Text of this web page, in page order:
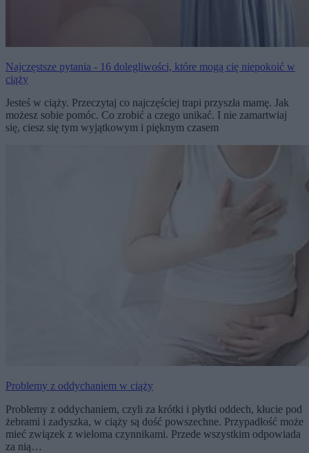
Najczęstsze pytania - 16 dolegliwości, które mogą cię niepokoić w
ciąży
Jesteś w ciąży. Przeczytaj co najczęściej trapi przyszła mamę. Jak
możesz sobie pomóc. Co zrobić a czego unikać. I nie zamartwiaj
się, ciesz się tym wyjątkowym i pięknym czasem
Problemy z oddychaniem w ciąży
Problemy z oddychaniem, czyli za krótki i płytki oddech, kłucie pod
żebrami i zadyszka, w ciąży są dość powszechne. Przypadłość może
mieć związek z wieloma czynnikami. Przede wszystkim odpowiada
za nią…